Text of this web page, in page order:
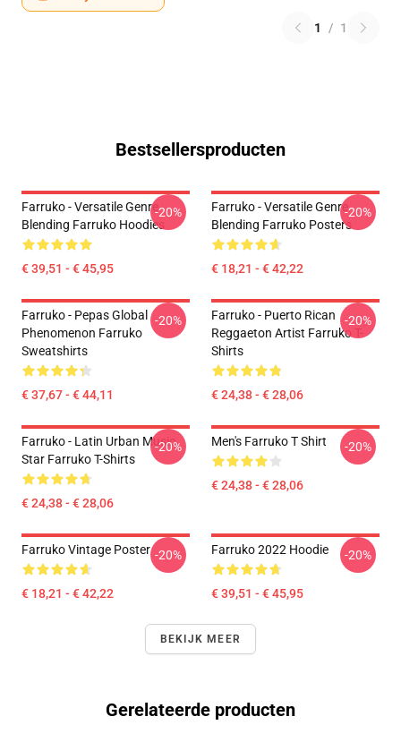
1 / 1
Bestsellersproducten
Farruko - Versatile Genre
Blending Farruko Hoodies
€ 39,51 - € 45,95
-20%
Farruko - Versatile Genre
Blending Farruko Posters
€ 18,21 - € 42,22
-20%
Farruko - Pepas Global
Phenomenon Farruko
Sweatshirts
€ 37,67 - € 44,11
-20%
Farruko - Puerto Rican
Reggaeton Artist Farruko T-
Shirts
€ 24,38 - € 28,06
-20%
Farruko - Latin Urban Music
Star Farruko T-Shirts
€ 24,38 - € 28,06
-20% Men's Farruko T Shirt
€ 24,38 - € 28,06
-20%
Farruko Vintage Poster
€ 18,21 - € 42,22
-20% Farruko 2022 Hoodie
€ 39,51 - € 45,95
-20%
BEKIJK MEER
Gerelateerde producten